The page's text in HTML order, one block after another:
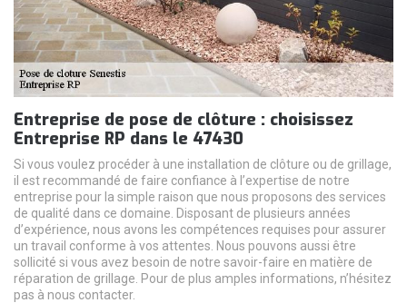
Entreprise de pose de clôture : choisissez
Entreprise RP dans le 47430
Si vous voulez procéder à une installation de clôture ou de grillage,
il est recommandé de faire confiance à l’expertise de notre
entreprise pour la simple raison que nous proposons des services
de qualité dans ce domaine. Disposant de plusieurs années
d’expérience, nous avons les compétences requises pour assurer
un travail conforme à vos attentes. Nous pouvons aussi être
sollicité si vous avez besoin de notre savoir-faire en matière de
réparation de grillage. Pour de plus amples informations, n’hésitez
pas à nous contacter.